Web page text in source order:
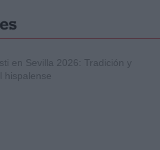
en Sevilla 2026: Tradición y
hispalense